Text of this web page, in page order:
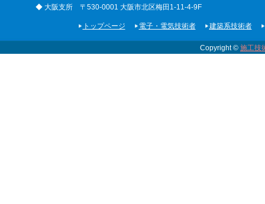
◆ 大阪支所 〒530-0001 大阪市北区梅田1-11-4-9F
トップページ 電子・電気技術者 建築系技術者
Copyright © 施工技